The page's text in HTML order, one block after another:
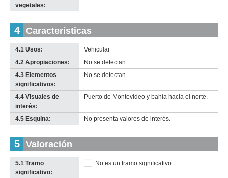
vegetales:
4 Características
4.1 Usos:
Vehicular
4.2 Apropiaciones:
No se detectan.
4.3 Elementos
significativos:
No se detectan.
4.4 Visuales de
interés:
Puerto de Montevideo y bahía hacia el norte.
4.5 Esquina: No presenta valores de interés.
5 Valoración
5.1 Tramo
significativo:
No es un tramo significativo